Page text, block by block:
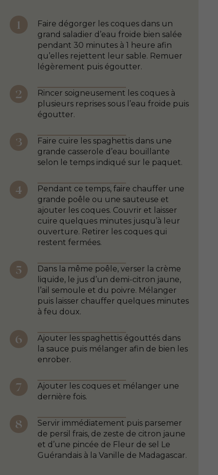
Faire dégorger les coques dans un
grand saladier d’eau froide bien salée
pendant 30 minutes à 1 heure afin
qu’elles rejettent leur sable. Remuer
légèrement puis égoutter.
Rincer soigneusement les coques à
plusieurs reprises sous l’eau froide puis
égoutter.
Faire cuire les spaghettis dans une
grande casserole d’eau bouillante
selon le temps indiqué sur le paquet.
Pendant ce temps, faire chauffer une
grande poêle ou une sauteuse et
ajouter les coques. Couvrir et laisser
cuire quelques minutes jusqu’à leur
ouverture. Retirer les coques qui
restent fermées.
Dans la même poêle, verser la crème
liquide, le jus d’un demi-citron jaune,
l’ail semoule et du poivre. Mélanger
puis laisser chauffer quelques minutes
à feu doux.
Ajouter les spaghettis égouttés dans
la sauce puis mélanger afin de bien les
enrober.
Ajouter les coques et mélanger une
dernière fois.
Servir immédiatement puis parsemer
de persil frais, de zeste de citron jaune
et d’une pincée de Fleur de sel Le
Guérandais à la Vanille de Madagascar.